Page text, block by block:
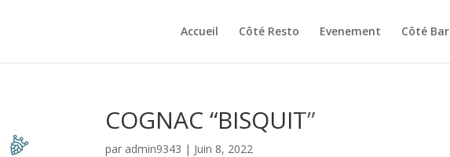
Accueil Côté Resto Evenement Côté Bar
COGNAC “BISQUIT”
par admin9343 | Juin 8, 2022